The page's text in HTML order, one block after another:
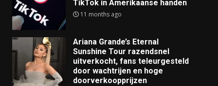
TikTok in Amerikaanse handen
11 months ago
Ariana Grande’s Eternal
Sunshine Tour razendsnel
uitverkocht, fans teleurgesteld
door wachtrijen en hoge
doorverkoopprijzen